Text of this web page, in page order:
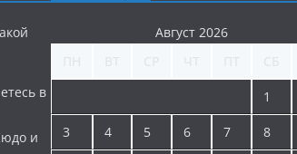
в
и
Август 2026
1
3 4 5 6 7 8